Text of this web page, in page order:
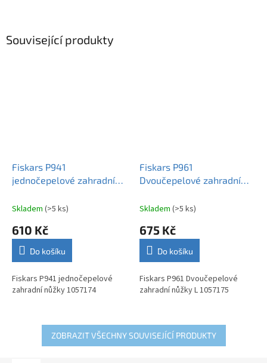
Související produkty
Fiskars P941
jednočepelové zahradní
Skladem (>5 ks)
610 Kč
Do košíku
Fiskars P941 jednočepelové
zahradní nůžky 1057174
Fiskars P961
Dvoučepelové zahradní
Skladem (>5 ks)
675 Kč
Do košíku
Fiskars P961 Dvoučepelové
zahradní nůžky L 1057175
ZOBRAZIT VŠECHNY SOUVISEJÍCÍ PRODUKTY